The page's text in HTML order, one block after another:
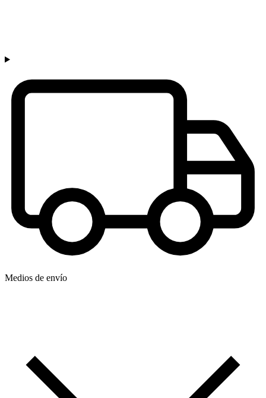
Medios de envío